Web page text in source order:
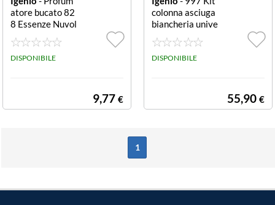
atore bucato 82
8 Essenze Nuvol
a di Talco 250 m
l a mano e lavatr
ice 35 lavaggi
DISPONIBILE
9,77 €
colonna asciuga
biancheria unive
rsale Antracite
Universale
DISPONIBILE
55,90 €
1